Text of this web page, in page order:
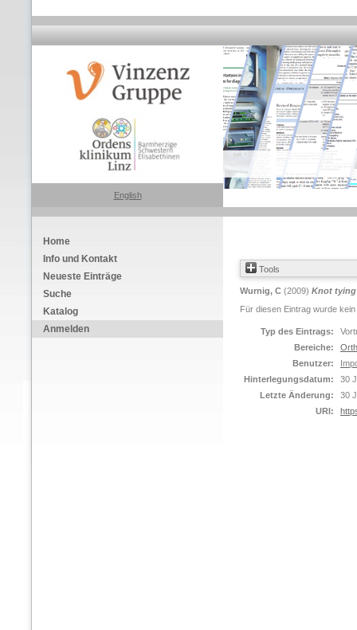
English
Home
Info und Kontakt
Neueste Einträge
Suche
Katalog
Anmelden
Tools
Wurnig, C (2009) Knot
Für diesen Eintrag wurde
Typ des Eintrags:
Bereiche:
Benutzer:
Hinterlegungsdatum:
30
Letzte Änderung:
30
URI: